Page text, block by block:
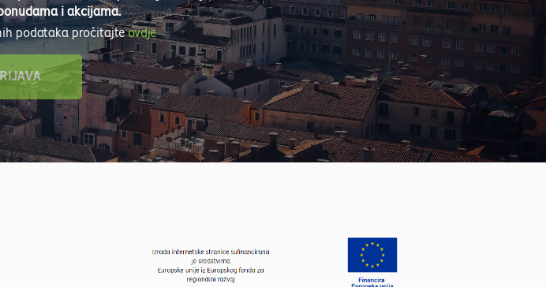
i akcijama.
podataka pročitajteovdje